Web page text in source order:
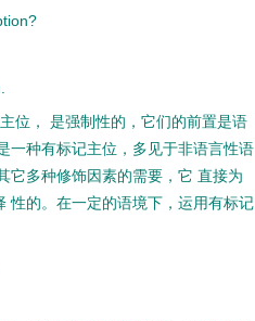
位， 是强制性的，它们的前置是语
一种有标记主位，多见于非语言性语
它多种修饰因素的需要，它 直接为
性的。在一定的语境下，运用有标记